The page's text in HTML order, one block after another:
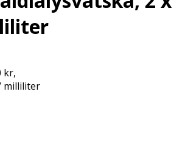
kr,
milliliter